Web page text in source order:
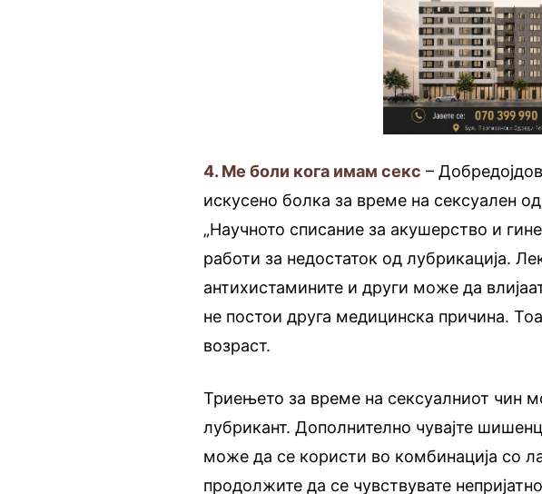
4. Ме боли кога имам секс –
искусено болка за време на сексуален
„Научното списание за акушерство и
работи за недостаток од лубрикација.
антихистамините и други може да
не постои друга медицинска причина.
возраст.
Триењето за време на сексуалниот чин
лубрикант. Дополнително чувајте
може да се користи во комбинација со
продолжите да се чувствувате